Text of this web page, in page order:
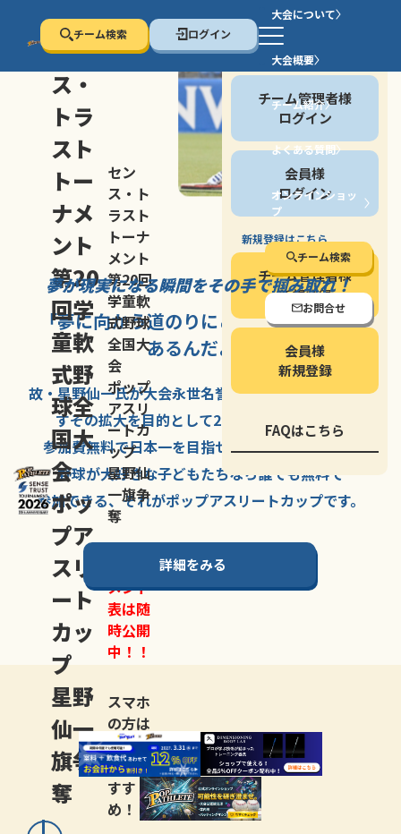
チーム検索 ログイン
大会について
大会概要
チーム紹介
よくある質問
オンラインショッ
プ
チーム検索
お問合せ
停止する
セン
ス・
トラ
スト
トー
ナメ
ント
第20
回学
童軟
式野
球全
国大
会
ポッ
プア
スリ
ート
カッ
プ
星野
仙一
旗争
奪
セン
ス・ト
ラスト
トーナ
メント
第20回
学童軟
式野球
全国大
会
ポップ
アスリ
ートカ
ップ
星野仙
一旗争
奪
メント
表は随
時公開
中！！
スマホ
の方は
LINE登
録がお
すす
め！
会員の方
チーム管理者様
ログイン
会員様
ログイン
新規登録はこちら
チーム管理者様
新規登録
会員様
新規登録
FAQはこちら
夢が現実になる瞬間をその手で掴み取れ！
「夢に向かう道のりにこそ大きな意味が
あるんだよ」
故・星野仙一氏が大会永世名誉会長を務める、野球の
すその拡大を目的として2007年に
参加費無料で日本一を目指せる唯一の野球大会。
野球が大好きな子どもたちなら誰でも無料で
参加できる、それがポップアスリートカップです。
詳細をみる